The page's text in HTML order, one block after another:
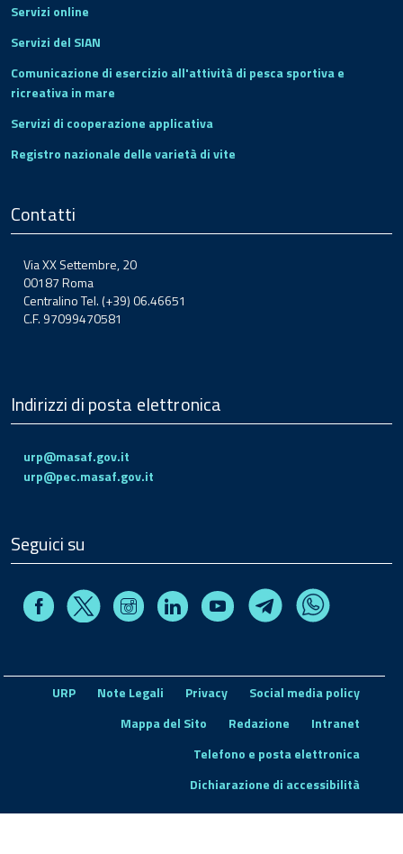
Servizi online
Servizi del SIAN
Comunicazione di esercizio all'attività di pesca sportiva e
ricreativa in mare
Servizi di cooperazione applicativa
Registro nazionale delle varietà di vite
Contatti
Via XX Settembre, 20
00187 Roma
Centralino Tel. (+39) 06.46651
C.F. 97099470581
Indirizzi di posta elettronica
urp@masaf.gov.it
urp@pec.masaf.gov.it
Seguici su
FacebookX InstagramLinkedin Youtube TelegramWhatsapp
URP Note Legali Privacy
Social media policy
Mappa del Sito
Redazione
Intranet
Telefono e posta elettronica
Dichiarazione di accessibilità